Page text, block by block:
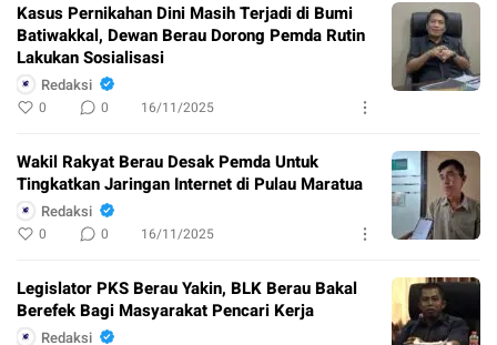
Kasus Pernikahan Dini Masih Terjadi di Bumi
Batiwakkal, Dewan Berau Dorong Pemda Rutin
Lakukan Sosialisasi
Redaksi
0 0 16/11/2025
Wakil Rakyat Berau Desak Pemda Untuk
Tingkatkan Jaringan Internet di Pulau Maratua
Redaksi
0 0 16/11/2025
Legislator PKS Berau Yakin, BLK Berau Bakal
Berefek Bagi Masyarakat Pencari Kerja
Redaksi